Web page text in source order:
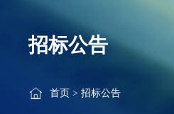
招标公告
首页 >招标公告